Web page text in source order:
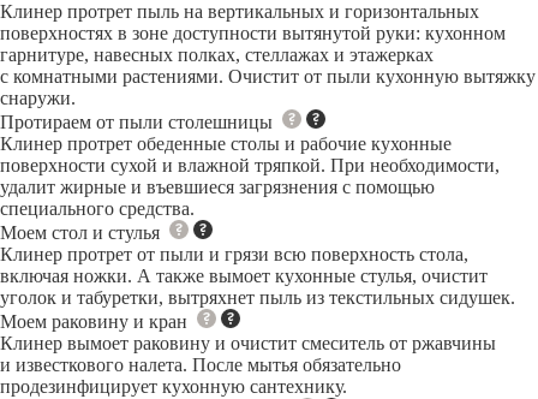
Клинер протрет пыль на вертикальных и горизонтальных
поверхностях в зоне доступности вытянутой руки: кухонном
гарнитуре, навесных полках, стеллажах и этажерках
с комнатными растениями. Очистит от пыли кухонную вытяжку
снаружи.
Протираем от пыли столешницы
Клинер протрет обеденные столы и рабочие кухонные
поверхности сухой и влажной тряпкой. При необходимости,
удалит жирные и въевшиеся загрязнения с помощью
специального средства.
Моем стол и стулья
Клинер протрет от пыли и грязи всю поверхность стола,
включая ножки. А также вымоет кухонные стулья, очистит
уголок и табуретки, вытряхнет пыль из текстильных сидушек.
Моем раковину и кран
Клинер вымоет раковину и очистит смеситель от ржавчины
и известкового налета. После мытья обязательно
продезинфицирует кухонную сантехнику.